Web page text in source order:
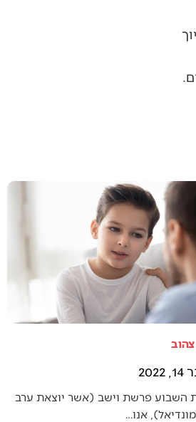
השבוע פרשת וישב (אשר יוצאת ערב
אנו…